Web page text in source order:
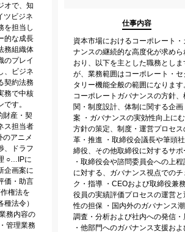
オで、知
ツビジネ
を担当し
的な成長
務組織体
のプレイ
、ビジネ
契約法務
務で中核
す。
財産・契
ス担当者
アニメ
、ドラフ
○…IPに
企画案に
価・助言
権法を
法令）
務内容の
管理業務
仕事内容
資本市場におけるコーポレート・
ナンスの継続的な高度化が求めら
おり、以下を主とした職務としま
が、業務範囲はコーポレート・セ
タリー機能全般の範囲になります
コーポレートガバナンスの方針、
関・制度設計、体制に関する企画
案 ・ガバナンスの実効性向上に
方針の策定、制度・運営プロセス
革・推進 ・取締役会議長や筆頭
締役、その他取締役に対するサポ
・取締役会や諮問委員会への上程
に対する、ガバナンス視点でのチ
ク・指導 ・CEOおよび取締役兼
役員の実績評価プロセスの運営と
性の担保 ・国内外のガバナンス
調査・分析および社内への発信・
・他部門へのガバナンス支援およ